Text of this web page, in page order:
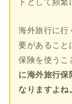
海外旅行に行
要があること
保険を使うこ
に海外旅行保
なりますよね